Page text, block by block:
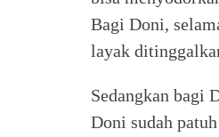
Bagi Doni,
layak
Sedangkan bagi
Doni sudah